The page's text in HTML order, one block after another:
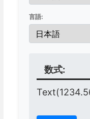
言語:
数式: